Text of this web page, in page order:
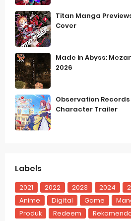
Titan Manga
Cover
Made in Abyss:
2026
Observation Records
Character Trailer
Labels
2021 2022 2023 2024
Anime
Digital Game
Produk
Redeem